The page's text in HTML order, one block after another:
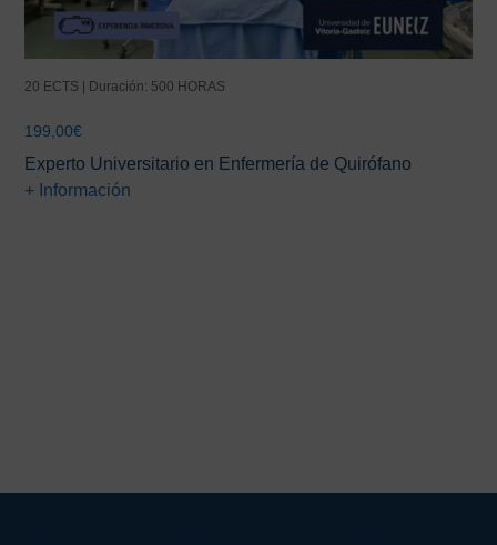
20 ECTS | Duración: 500 HORAS
199,00€
Experto Universitario en Enfermería de Quirófano
+ Información